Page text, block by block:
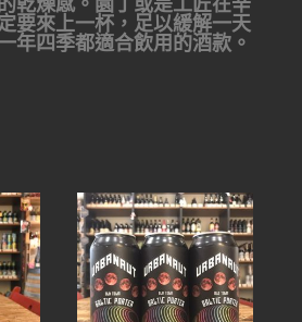
乾燥感。園丁或是工匠在辛
要來上一杯，足以緩解一天
年四季都適合飲用的酒款。